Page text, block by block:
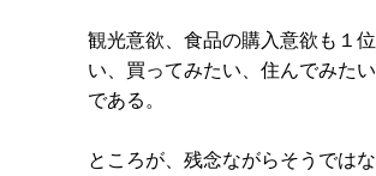
観光意欲、食品の購入意欲も１
い、買ってみたい、住んでみた
である。
ところが、残念ながらそうでは